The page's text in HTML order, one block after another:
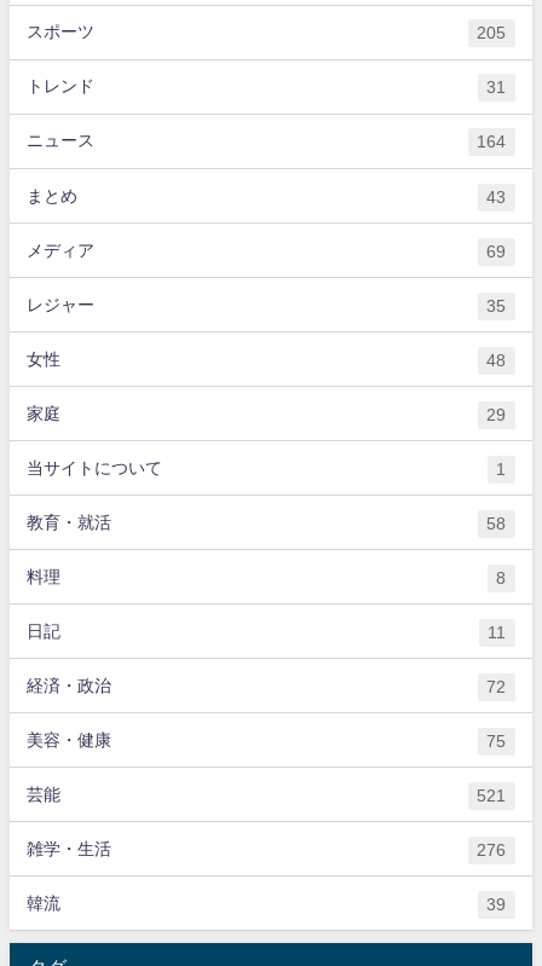
スポーツ 205
トレンド 31
ニュース 164
まとめ 43
メディア 69
レジャー 35
女性 48
家庭 29
当サイトについて 1
教育・就活 58
料理 8
日記 11
経済・政治 72
美容・健康 75
芸能 521
雑学・生活 276
韓流 39